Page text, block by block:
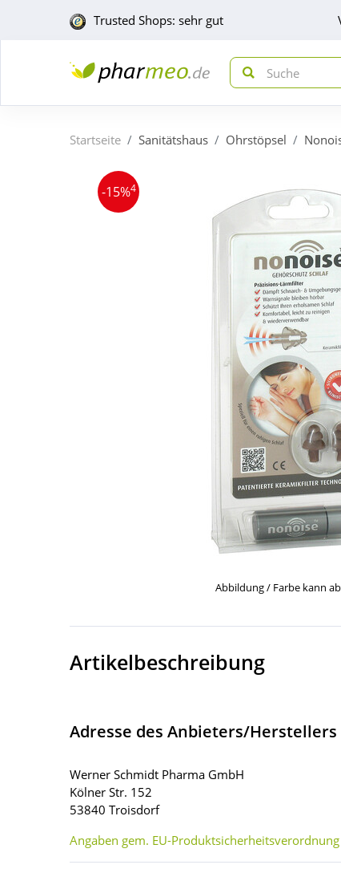
Trusted Shops: sehr gut
Startseite Sanitätshaus Ohrstöpsel
-15%4
Abbildung / Farbe kann
Artikelbeschreibung
Adresse des Anbieters/Herstellers
Werner Schmidt Pharma GmbH
Kölner Str. 152
53840 Troisdorf
Angaben gem. EU-Produktsicherheitsverordnung